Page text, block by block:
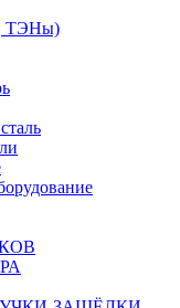
ТЭНы)